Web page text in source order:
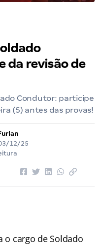
da revisão de
Condutor: participe
(5) antes das provas!
12/25
o cargo de Soldado